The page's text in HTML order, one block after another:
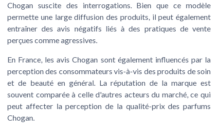
Chogan suscite des interrogations. Bien que ce modèle
permette une large diffusion des produits, il peut également
entraîner des avis négatifs liés à des pratiques de vente
perçues comme agressives.
En France, lesavis Chogan sont également influencés par la
perception des consommateurs vis-à-vis des produits de soin
et de beauté en général. La réputation de la marque est
souvent comparée à celle d'autres acteurs du marché, ce qui
peut affecter la perception de la qualité-prix des parfums
Chogan.